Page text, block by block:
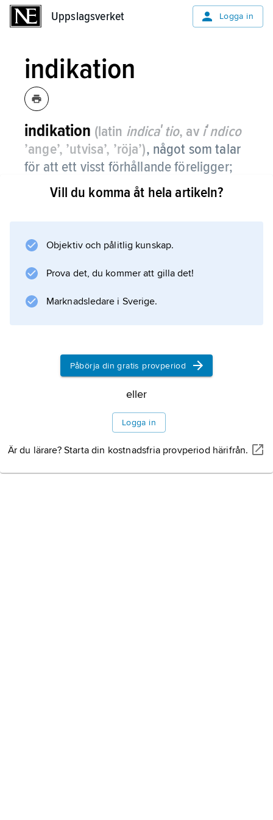
Uppslagsverket Logga in
indikation
indikation (latin indicaʹtio, av iʹndico
’ange’, ’utvisa’, ’röja’), något som talar
för att ett visst förhållande föreligger;
inom medicinen omständighet som
utgör skäl för att vidta en viss åtgärd,
av en sjukdom eller ett symtom.
Talar omständigheterna emot en viss åtgärd,
talar man om
kontraindikation
Information om artikeln
Vill du komma åt hela artikeln?
Objektiv och pålitlig kunskap.
Prova det, du kommer att gilla det!
Marknadsledare i Sverige.
Påbörja din gratis provperiod
eller
Logga in
Är du lärare? Starta din kostnadsfria provperiod härifrån.